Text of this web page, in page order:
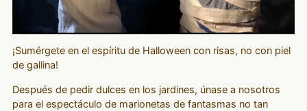
¡Sumérgete en el espíritu de Halloween con risas, no con piel
de gallina!
Después de pedir dulces en los jardines, únase a nosotros
para el espectáculo de marionetas de fantasmas no tan